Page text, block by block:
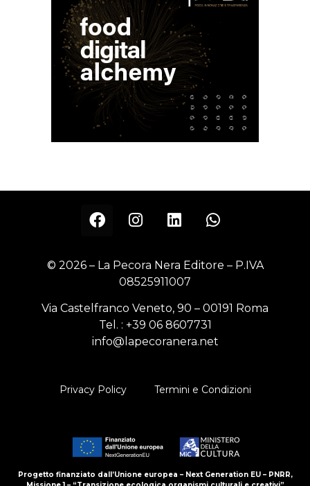
© 2026 – La Pecora Nera Editore – P.IVA
08525911007
Via Castelfranco Veneto, 90 – 00191 Roma
Tel. : +39 06 8607731
info@lapecoranera.net
Privacy Policy Termini e Condizioni
Progetto finanziato dall’Unione europea – Next Generation EU – PNRR,